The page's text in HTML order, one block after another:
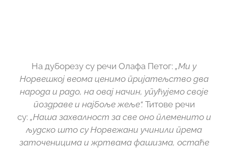
На дуборезу су речи Олафа Петог: „Ми у
Норвешкој веома ценимо пријатељство два
народа и радо, на овај начин, упућујемо своје
поздраве и најбоље жеље“.Титове речи
су: „Наша захвалност за све оно племенито и
људско што су Норвежани учинили према
заточеницима и жртвама фашизма, остаће